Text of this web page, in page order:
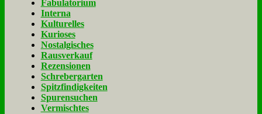
Fabulatorium
Interna
Kulturelles
Kurioses
Nostalgisches
Rausverkauf
Rezensionen
Schrebergarten
Spitzfindigkeiten
Spurensuchen
Vermischtes